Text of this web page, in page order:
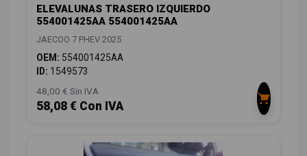
ELEVALUNAS TRASERO IZQUIERDO
554001425AA 554001425AA
JAECOO 7 PHEV 2025
OEM: 554001425AA
ID: 1549573
48,00 € Sin IVA
58,08 € Con IVA